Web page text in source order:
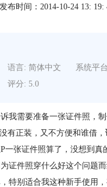
发布时间：2014-10-24 13: 19:
语言: 简体中文
系统平
评分: 5.0
我需要准备一张证件照，
有正装，又不方便和谁借，
张证件照算了，没想到真
证件照穿什么好这个问题而
特别适合我这种新手使用